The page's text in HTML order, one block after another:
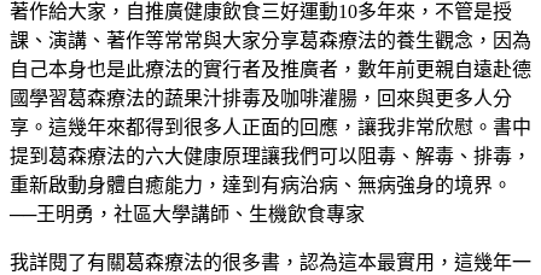
著作給大家，自推廣健康飲食三好運動10多年來，不管是授
課、演講、著作等常常與大家分享葛森療法的養生觀念，因為
自己本身也是此療法的實行者及推廣者，數年前更親自遠赴德
國學習葛森療法的蔬果汁排毒及咖啡灌腸，回來與更多人分
享。這幾年來都得到很多人正面的回應，讓我非常欣慰。書中
提到葛森療法的六大健康原理讓我們可以阻毒、解毒、排毒，
重新啟動身體自癒能力，達到有病治病、無病強身的境界。
──王明勇，社區大學講師、生機飲食專家
我詳閱了有關葛森療法的很多書，認為這本最實用，這幾年一